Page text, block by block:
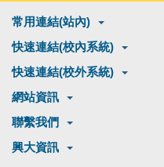
常用連結(站內)
快速連結(校內系統)
快速連結(校外系統)
網站資訊
聯繫我們
興大資訊